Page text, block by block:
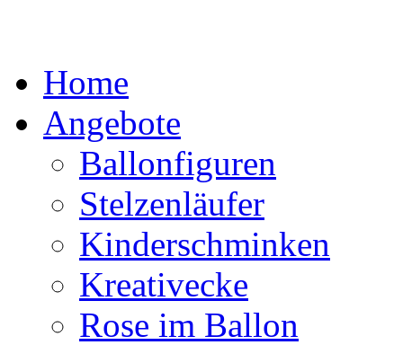
Home
Angebote
Ballonfiguren
Stelzenläufer
Kinderschminken
Kreativecke
Rose im Ballon